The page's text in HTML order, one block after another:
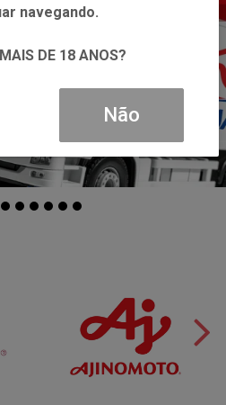
navegando.
DE 18 ANOS?
Não